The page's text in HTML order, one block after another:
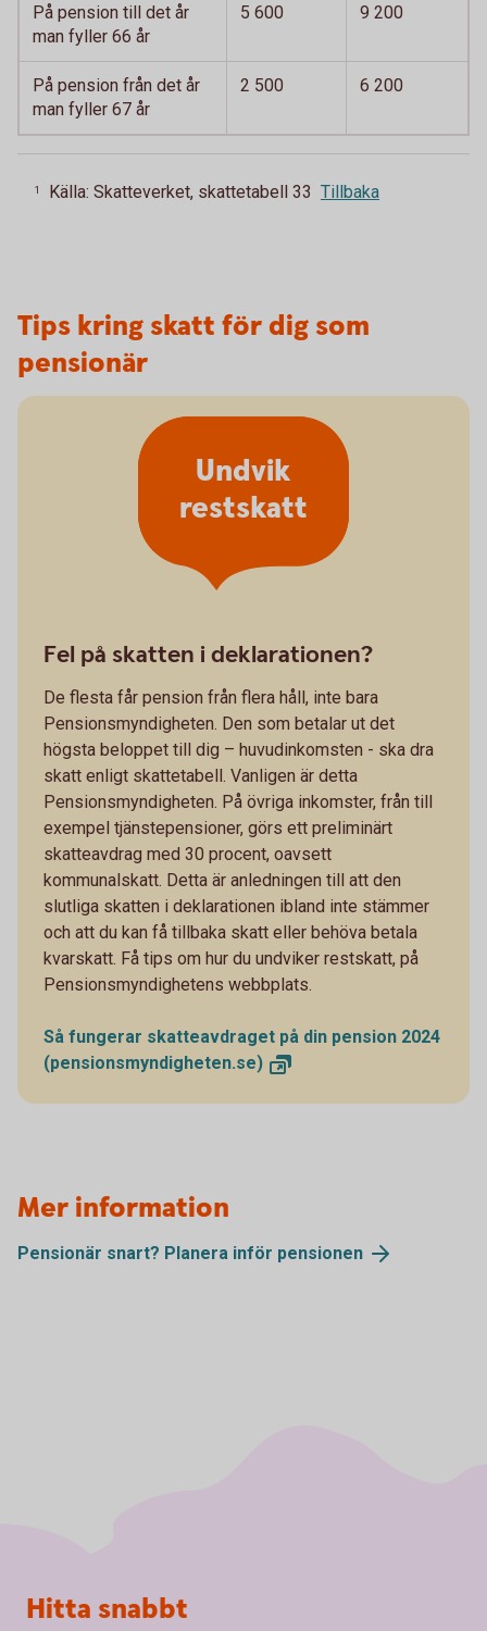
På pension till det år
man fyller 66 år
5 600 9 200
På pension från det år
man fyller 67 år
2 500 6 200
1 Källa: Skatteverket, skattetabell 33 Tillbaka
Tips kring skatt för dig som
pensionär
Undvik
restskatt
Fel på skatten i deklarationen?
De flesta får pension från flera håll, inte bara
Pensionsmyndigheten. Den som betalar ut det
högsta beloppet till dig – huvudinkomsten - ska dra
skatt enligt skattetabell. Vanligen är detta
Pensionsmyndigheten. På övriga inkomster, från till
exempel tjänstepensioner, görs ett preliminärt
skatteavdrag med 30 procent, oavsett
kommunalskatt. Detta är anledningen till att den
slutliga skatten i deklarationen ibland inte stämmer
och att du kan få tillbaka skatt eller behöva betala
kvarskatt. Få tips om hur du undviker restskatt, på
Pensionsmyndighetens webbplats.
Så fungerar skatteavdraget på din pension 2024
(pensionsmyndigheten.se)
Mer information
Pensionär snart? Planera inför pensionen
Sidfot
Hitta snabbt